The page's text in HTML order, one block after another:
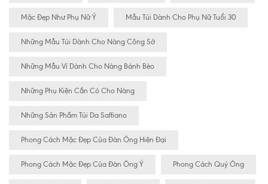
Mặc Đẹp Như Phụ Nữ Ý Mẫu Túi Dành Cho Phụ Nữ Tuổi 30
Những Mẫu Túi Dành Cho Nàng Công Sở
Những Mẫu Ví Dành Cho Nàng Bánh Bèo
Những Phụ Kiện Cần Có Cho Nàng
Những Sản Phẩm Túi Da Saffiano
Phong Cách Mặc Đẹp Của Đàn Ông Hiện Đại
Phong Cách Mặc Đẹp Của Đàn Ông Ý Phong Cách Quý Ông